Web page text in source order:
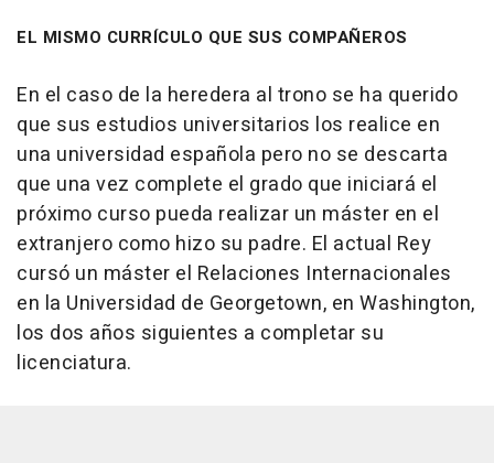
EL MISMO CURRÍCULO QUE SUS COMPAÑEROS
En el caso de la heredera al trono se ha querido
que sus estudios universitarios los realice en
una universidad española pero no se descarta
que una vez complete el grado que iniciará el
próximo curso pueda realizar un máster en el
extranjero como hizo su padre. El actual Rey
cursó un máster el Relaciones Internacionales
en la Universidad de Georgetown, en Washington,
los dos años siguientes a completar su
licenciatura.